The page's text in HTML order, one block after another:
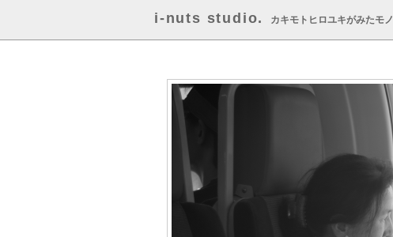
i-nuts studio. カキモトヒロユキがみたモノ